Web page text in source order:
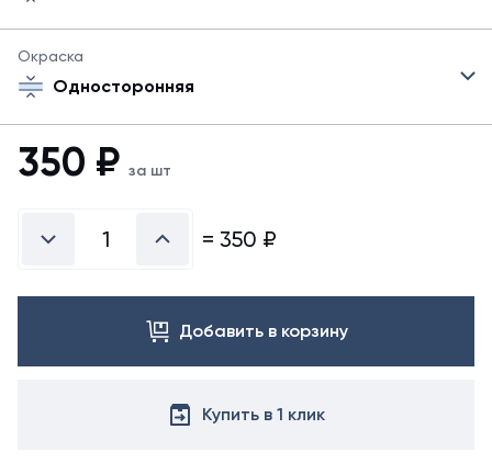
возможные
Для
другого
Окраска
Односторонняя
350 ₽ за шт
= 350 ₽
Добавить в корзину
Купить в 1 клик